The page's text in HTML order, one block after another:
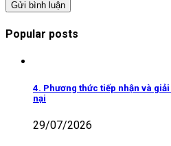
Popular posts
4. Phương thức tiếp nhận và
nại
29/07/2026